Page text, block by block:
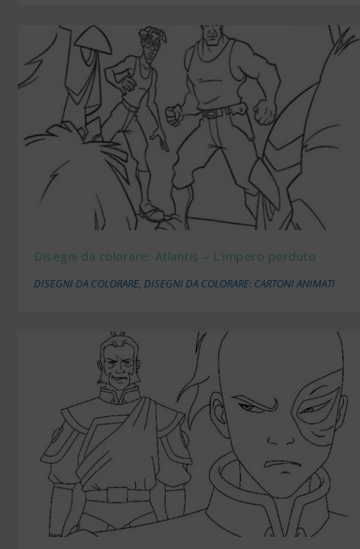
Disegni da colorare: Atlantis – L’impero perduto
DISEGNI DA COLORARE,DISEGNI DA COLORARE: CARTONI ANIMATI